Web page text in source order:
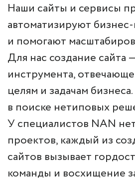
Наши сайты и сервисы
автоматизируют
и помогают
Для нас создание сайта
инструмента,
целям и задачам
в поиске нетиповых
У специалистов NAN
проектов, каждый из
сайтов вызывает
команды и восхищение